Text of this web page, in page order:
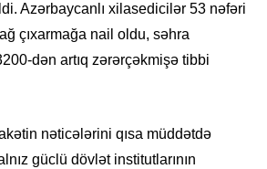
Azərbaycanlı xilasedicilər 53 nəfəri
çıxarmağa nail oldu, səhra
dən artıq zərərçəkmişə tibbi
nəticələrini qısa müddətdə
güclü dövlət institutlarının